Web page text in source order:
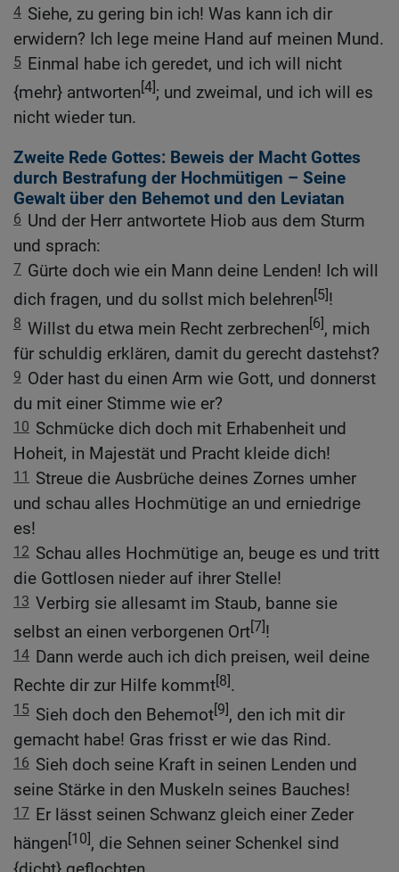
4 Siehe, zu gering bin ich! Was kann ich dir
erwidern? Ich lege meine Hand auf meinen Mund.
5 Einmal habe ich geredet, und ich will nicht
{mehr} antworten[4]; und zweimal, und ich will es
nicht wieder tun.
Zweite Rede Gottes: Beweis der Macht Gottes
durch Bestrafung der Hochmütigen – Seine
Gewalt über den Behemot und den Leviatan
6 Und der Herr antwortete Hiob aus dem Sturm
und sprach:
7 Gürte doch wie ein Mann deine Lenden! Ich will
dich fragen, und du sollst mich belehren[5]!
8 Willst du etwa mein Recht zerbrechen[6], mich
für schuldig erklären, damit du gerecht dastehst?
9 Oder hast du einen Arm wie Gott, und donnerst
du mit einer Stimme wie er?
10 Schmücke dich doch mit Erhabenheit und
Hoheit, in Majestät und Pracht kleide dich!
11 Streue die Ausbrüche deines Zornes umher
und schau alles Hochmütige an und erniedrige
es!
12 Schau alles Hochmütige an, beuge es und tritt
die Gottlosen nieder auf ihrer Stelle!
13 Verbirg sie allesamt im Staub, banne sie
selbst an einen verborgenen Ort[7]!
14 Dann werde auch ich dich preisen, weil deine
Rechte dir zur Hilfe kommt[8].
15 Sieh doch den Behemot[9], den ich mit dir
gemacht habe! Gras frisst er wie das Rind.
16 Sieh doch seine Kraft in seinen Lenden und
seine Stärke in den Muskeln seines Bauches!
17 Er lässt seinen Schwanz gleich einer Zeder
hängen[10], die Sehnen seiner Schenkel sind